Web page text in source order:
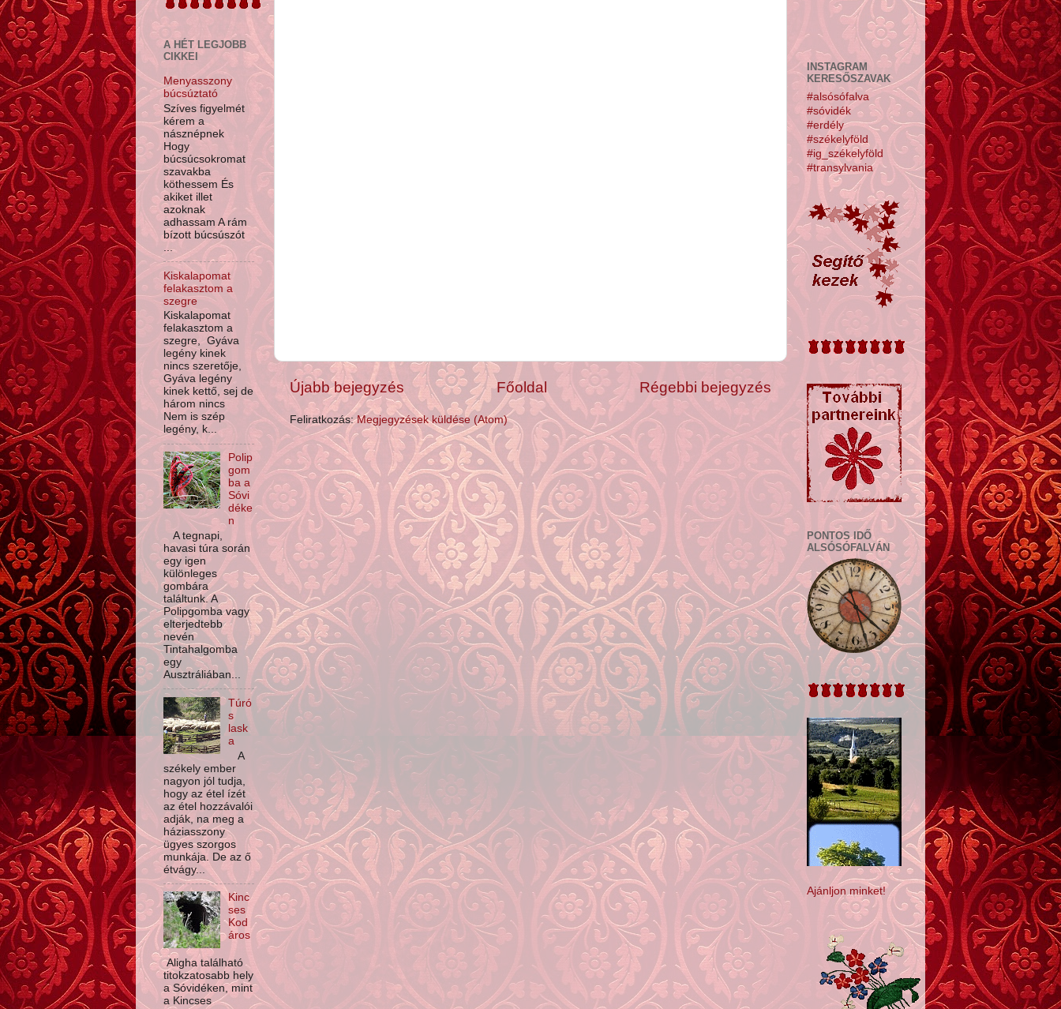
Újabb bejegyzés Régebbi bejegyzés
Főoldal
Feliratkozás:Megjegyzések küldése (Atom)
A HÉT LEGJOBB
CIKKEI
Menyasszony
búcsúztató
Szíves figyelmét
kérem a
násznépnek
Hogy
búcsúcsokromat
szavakba
köthessem És
akiket illet
azoknak
adhassam A rám
bízott búcsúszót
...
Kiskalapomat
felakasztom a
szegre
Kiskalapomat
felakasztom a
szegre, Gyáva
legény kinek
nincs szeretője,
Gyáva legény
kinek kettő, sej de
három nincs
Nem is szép
legény, k...
Polip
gom
ba a
Sóvi
déke
n
A tegnapi,
havasi túra során
egy igen
különleges
gombára
találtunk. A
Polipgomba vagy
elterjedtebb
nevén
Tintahalgomba
egy
Ausztráliában...
Túró
s
lask
a
A
székely ember
nagyon jól tudja,
hogy az étel ízét
az étel hozzávalói
adják, na meg a
háziasszony
ügyes szorgos
munkája. De az ő
étvágy...
Kinc
ses
Kod
áros
Aligha található
titokzatosabb hely
a Sóvidéken, mint
a Kincses
INSTAGRAM
KERESŐSZAVAK
#alsósófalva
#sóvidék
#erdély
#székelyföld
#ig_székelyföld
#transylvania
PONTOS IDŐ
ALSÓSÓFALVÁN
Ajánljon minket!